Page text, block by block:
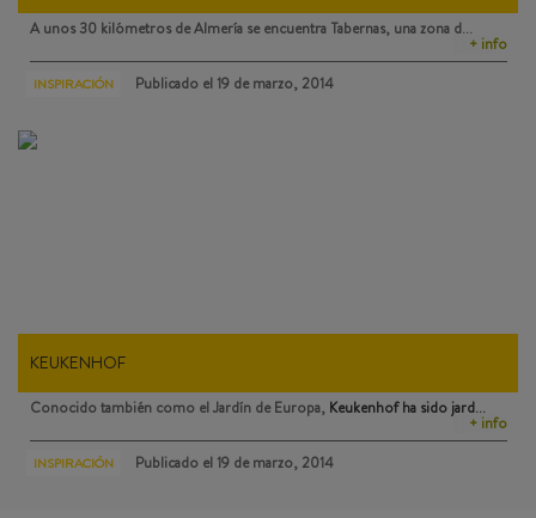
A unos 30 kilómetros de Almería se encuentra Tabernas, una zona d…
+ info
INSPIRACIÓN Publicado el 19 de marzo, 2014
KEUKENHOF
Conocido también como el Jardín de Europa, Keukenhofha sido jard…
+ info
INSPIRACIÓN Publicado el 19 de marzo, 2014